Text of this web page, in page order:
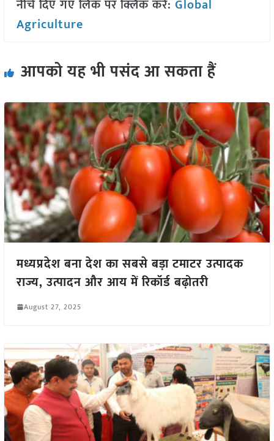
नीचे दिए गए लिंक पर क्लिक करें: Global
Agriculture
आपको यह भी पसंद आ सकता हैं
मध्यप्रदेश बना देश का सबसे बड़ा टमाटर उत्पादक
राज्य, उत्पादन और आय में रिकॉर्ड बढ़ोतरी
August 27, 2025